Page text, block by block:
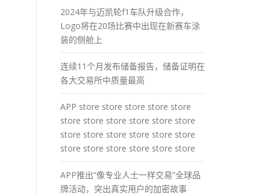
2024年与迈凯轮f1车队升级合作，
Logo将在20场比赛中出现在新赛车涂
装的侧舱上
连续11个月发布储备报告，储备证明在
各大交易所中质量最高
APP store store store store store
store store store store store store
store store store store store store
store store store store store store
APP推出“像专业人士一样交易”全球品
牌活动，突出真实用户的加密故事